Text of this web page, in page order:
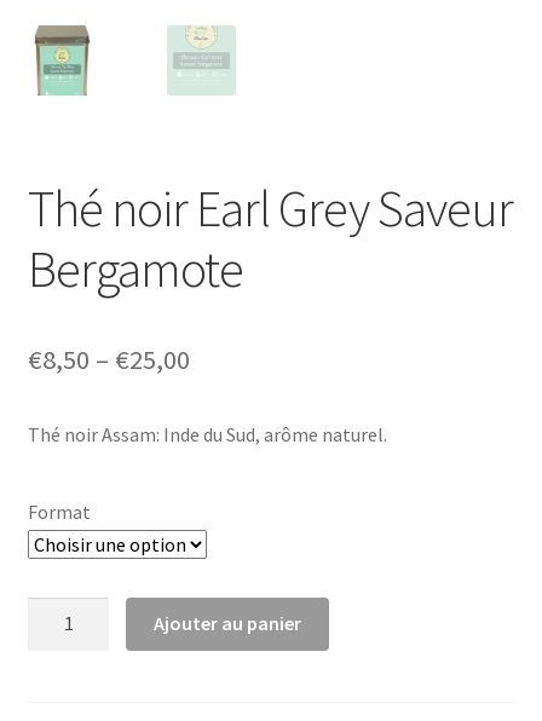
Thé noir Earl Grey Saveur
Bergamote
€8,50 – €25,00
Thé noir Assam: Inde du Sud, arôme naturel.
Format
Ajouter au panier